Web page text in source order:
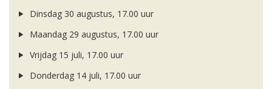
Dinsdag 30 augustus, 17.00 uur
Maandag 29 augustus, 17.00 uur
Vrijdag 15 juli, 17.00 uur
Donderdag 14 juli, 17.00 uur